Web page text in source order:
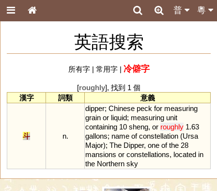
粵
普
英語搜索
所有字| 常用字| 冷僻字
[roughly], 找到 1 個
漢字
詞類 意義
斗 n.
dipper; Chinese peck for measuring
grain or liquid; measuring unit
containing 10 sheng, or roughly 1.63
gallons; name of constellation (Ursa
Major); The Dipper, one of the 28
mansions or constellations, located in
the Northern sky